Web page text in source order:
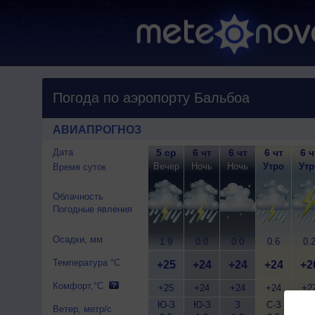
Погода по аэропорту Бальбоа
АВИАПРОГНОЗ
Дата
Время суток
Облачность
Погодные явления
Осадки, мм
Температура °C
Комфорт,°C
Ветер, метр/с
5 ср
Вечер
1.9
+25
+25
Ю-З
6 чт
Ночь
0.0
+24
+24
Ю-З
6 чт
Ночь
0.0
+24
+24
З
6 чт
Утро
0.6
+24
+24
С-З
6
0.2